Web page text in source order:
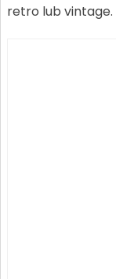
retro lub vintage.